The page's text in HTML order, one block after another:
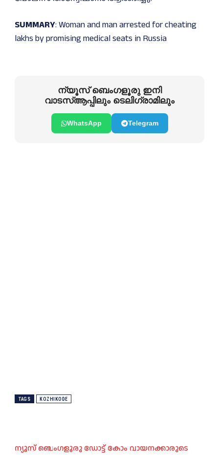
SUMMARY: Woman and man arrested for cheating
lakhs by promising medical seats in Russia
ന്യൂസ് ബെംഗളൂരു ഇനി
വാടസ്ആപ്പിലും ടെലിഗ്രാമിലും
WhatsApp Telegram
TAGS KOZHIKODE
ന്യൂസ് ബെംഗളൂരു ഡോട്ട് കോം വായനക്കാരുടെ